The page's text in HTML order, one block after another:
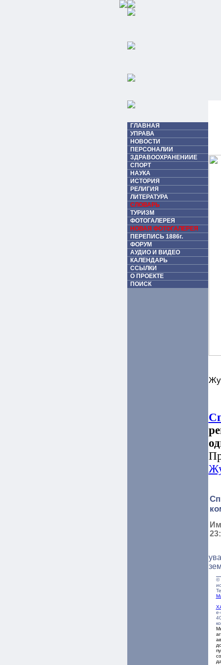
ГЛАВНАЯ
УПРАВА
НОВОСТИ
ПЕРСОНАЛИИ
ЗДРАВООХРАНЕНИИЕ
СПОРТ
НАУКА
ИСТОРИЯ
РЕЛИГИЯ
ЛИТЕРАТУРА
СЛОВАРЬ
ТУРИЗМ
ФОТОГАЛЕРЕЯ
НОВАЯ ФОТОГАЛЕРЕЯ
ПЕРЕПИСЬ 1886г.
ФОРУМ
АУДИО И ВИДЕО
КАЛЕНДАРЬ
ССЫЛКИ
О ПРОЕКТЕ
ПОИСК
©